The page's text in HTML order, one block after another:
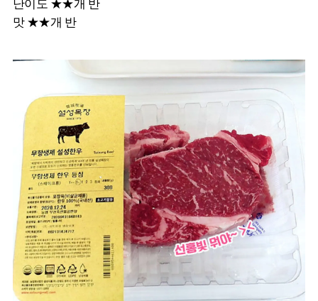
난이도 ★★개 반
맛 ★★개 반